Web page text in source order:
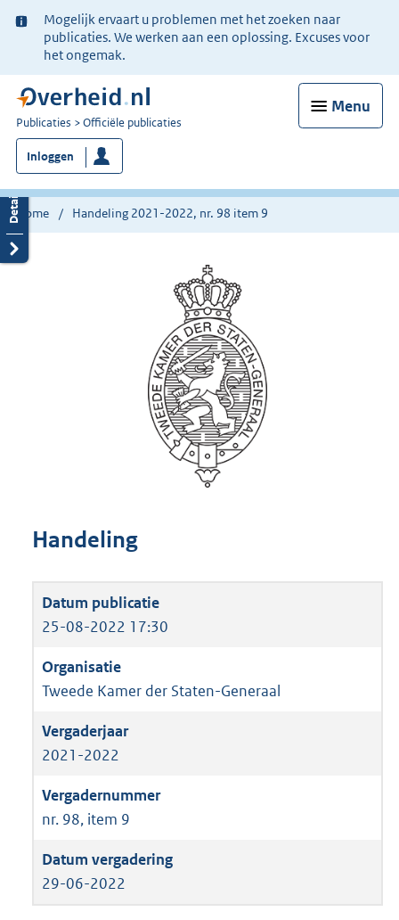
Ter
informatie:
Mogelijk ervaart u problemen met het zoeken naar
publicaties. We werken aan een oplossing. Excuses voor
het ongemak.
Menu
U
bent
nu
hier:
Publicaties Officiële publicaties
Inloggen
Home Handeling 2021-2022, nr. 98 item 9
Handeling
25-08-2022 17:30
Tweede Kamer der Staten-Generaal
2021-2022
nr. 98, item 9
29-06-2022